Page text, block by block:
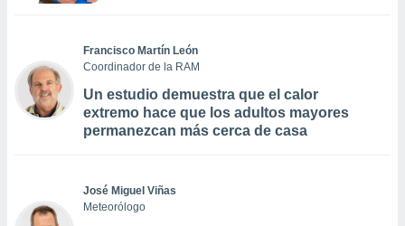
Francisco Martín León
Coordinador de la RAM
Un estudio demuestra que el calor
extremo hace que los adultos mayores
permanezcan más cerca de casa
José Miguel Viñas
Meteorólogo